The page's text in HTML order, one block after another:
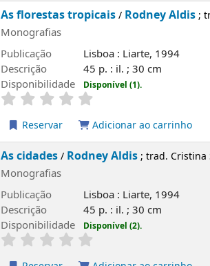
As florestas tropicais/ Rodney Aldis;
Monografias
Publicação
Lisboa : Liarte, 1994
Descrição
45 p. : il. ; 30 cm
Disponibilidade
Disponível (1).
Reservar Adicionar ao carrinho
As cidades/ Rodney Aldis; trad. Cristina
Monografias
Publicação
Lisboa : Liarte, 1994
Descrição
45 p. : il. ; 30 cm
Disponibilidade
Disponível (2).